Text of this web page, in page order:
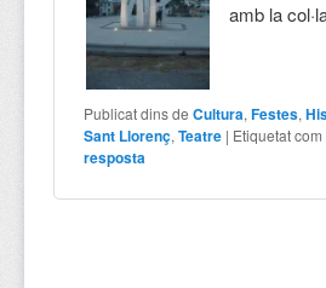
amb la
Publicat dins de Cultura,Festes,
Sant Llorenç,Teatre | Etiquetat com
resposta